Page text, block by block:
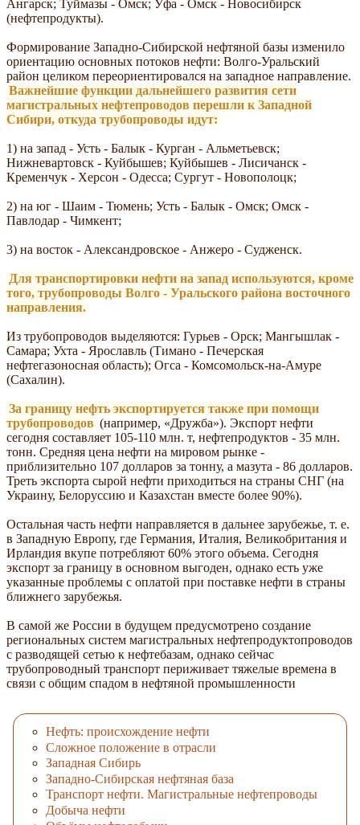
Ангарск; Туймазы - Омск; Уфа - Омск - Новосибирск
(нефтепродукты).
Формирование Западно-Сибирской нефтяной базы изменило
ориентацию основных потоков нефти: Волго-Уральский
район целиком переориентировался на западное направление.
Важнейшие функции дальнейшего развития сети
магистральных нефтепроводов перешли к Западной
Сибири, откуда трубопроводы идут:
1) на запад - Усть - Балык - Курган - Альметьевск;
Нижневартовск - Куйбышев; Куйбышев - Лисичанск -
Кременчук - Херсон - Одесса; Сургут - Новополоцк;
2) на юг - Шаим - Тюмень; Усть - Балык - Омск; Омск -
Павлодар - Чимкент;
3) на восток - Александровское - Анжеро - Судженск.
Для транспортировки нефти на запад используются, кроме
того, трубопроводы Волго - Уральского района восточного
направления.
Из трубопроводов выделяются: Гурьев - Орск; Мангышлак -
Самара; Ухта - Ярославль (Тимано - Печерская
нефтегазоносная область); Огса - Комсомольск-на-Амуре
(Сахалин).
За границу нефть экспортируется также при помощи
трубопроводов (например, «Дружба»). Экспорт нефти
сегодня составляет 105-110 млн. т, нефтепродуктов - 35 млн.
тонн. Средняя цена нефти на мировом рынке -
приблизительно 107 долларов за тонну, а мазута - 86 долларов.
Треть экспорта сырой нефти приходиться на страны СНГ (на
Украину, Белоруссию и Казахстан вместе более 90%).
Остальная часть нефти направляется в дальнее зарубежье, т. е.
в Западную Европу, где Германия, Италия, Великобритания и
Ирландия вкупе потребляют 60% этого объема. Сегодня
экспорт за границу в основном выгоден, однако есть уже
указанные проблемы с оплатой при поставке нефти в страны
ближнего зарубежья.
В самой же России в будущем предусмотрено создание
региональных систем магистральных нефтепродуктопроводов
с разводящей сетью к нефтебазам, однако сейчас
трубопроводный транспорт периживает тяжелые времена в
связи с общим спадом в нефтяной промышленности
Нефть: происхождение нефти
Сложное положение в отрасли
Западная Сибирь
Западно-Сибирская нефтяная база
Транспорт нефти. Магистральные нефтепроводы
Добыча нефти